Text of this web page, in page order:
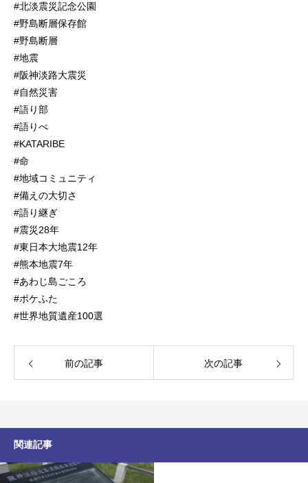
#北淡震災記念公園
#野島断層保存館
#野島断層
#地震
#阪神淡路大震災
#自然災害
#語り部
#語りべ
#KATARIBE
#命
#地域コミュニティ
#備えの大切さ
#語り継ぎ
#震災28年
#東日本大地震12年
#熊本地震7年
#あわじ島ごころ
#ポケふた
#世界地質遺産100選
前の記事 次の記事
関連記事